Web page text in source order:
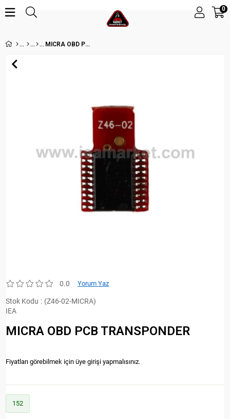
0
MICRA OBD PCB TRANSPONDER
0.0 Yorum Yaz
Stok Kodu
(Z46-02-MICRA)
IEA
MICRA OBD PCB TRANSPONDER
Fiyatları görebilmek için üye girişi yapmalısınız.
152